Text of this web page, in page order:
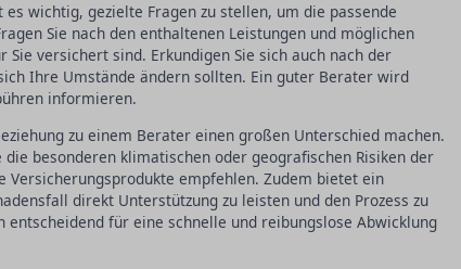
wichtig, gezielte Fragen zu stellen, um die passende
Sie nach den enthaltenen Leistungen und möglichen
versichert sind. Erkundigen Sie sich auch nach der
Ihre Umstände ändern sollten. Ein guter Berater wird
informieren.
zu einem Berater einen großen Unterschied machen.
besonderen klimatischen oder geografischen Risiken der
Versicherungsprodukte empfehlen. Zudem bietet ein
direkt Unterstützung zu leisten und den Prozess zu
für eine schnelle und reibungslose Abwicklung